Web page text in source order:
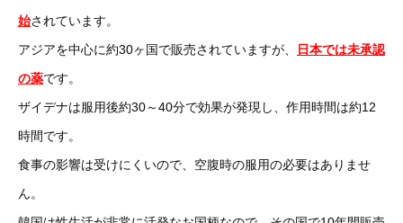
始されています。
アジアを中心に約30ヶ国で販売されていますが、
日本では未承認
の薬です。
ザイデナは服用後約30～40分で効果が発現し、作用時間は約12
時間です。
食事の影響は受けにくいので、空腹時の服用の必要はありませ
ん。